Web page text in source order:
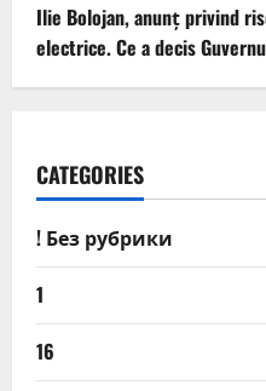
Ilie Bolojan, anunț privind
electrice. Ce a decis
CATEGORIES
! Без рубрики
1
16